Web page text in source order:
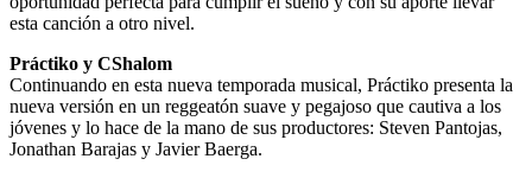
esta canción a otro nivel.
Práctiko y CShalom
Continuando en esta nueva temporada musical, Práctiko presenta la
nueva versión en un reggeatón suave y pegajoso que cautiva a los
jóvenes y lo hace de la mano de sus productores: Steven Pantojas,
Jonathan Barajas y Javier Baerga.